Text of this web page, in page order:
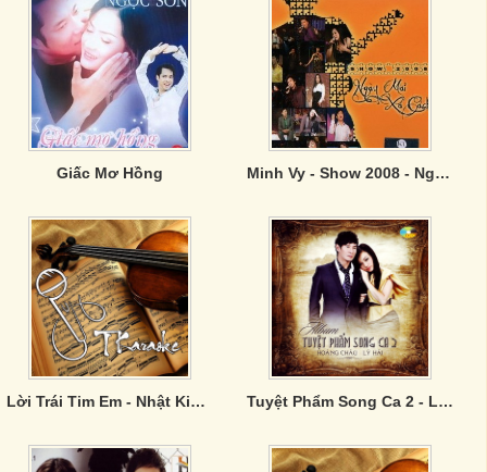
Giấc Mơ Hồng Minh Vy - Show 2008 - Ngày Mai Xa Cách
Lời Trái Tim Em - Nhật Kim Anh, Lý Hải Tuyệt Phẩm Song Ca 2 - Lý Hải, Hoàng Châu